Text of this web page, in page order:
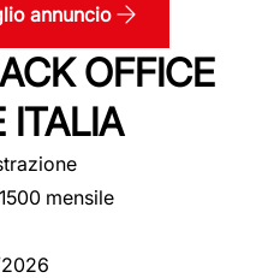
annuncio
OFFICE
ITALIA
mensile